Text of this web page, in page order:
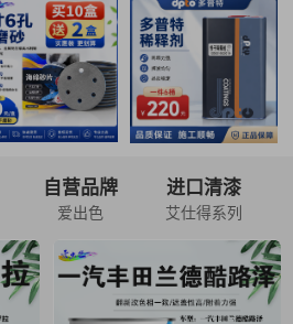
自营品牌
爱出色
进口清漆
艾仕得系列